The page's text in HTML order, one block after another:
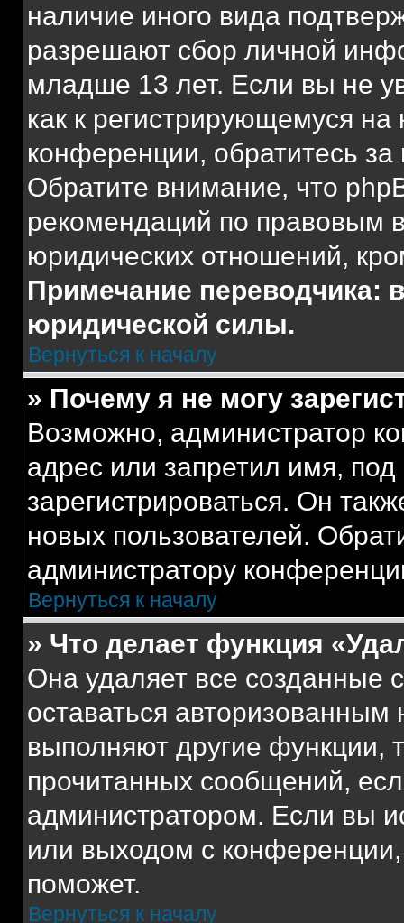
наличие иного вида
разрешают сбор личной
младше 13 лет. Если вы не
как к регистрирующемуся
конференции, обратитесь
Обратите внимание, что
рекомендаций по правовым
юридических отношений,
Примечание переводчика:
юридической силы.
Вернуться к началу
» Почему я не могу
Возможно, администратор
адрес или запретил имя,
зарегистрироваться. Он
новых пользователей.
администратору
Вернуться к началу
» Что делает функция
Она удаляет все созданные
оставаться
выполняют другие функции,
прочитанных сообщений,
администратором. Если вы
или выходом с
поможет.
Вернуться к началу